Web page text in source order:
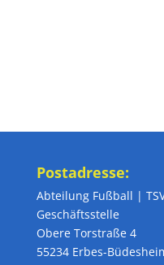
Postadresse:
Abteilung Fußball |
Geschäftsstelle
Obere Torstraße 4
55234 Erbes-